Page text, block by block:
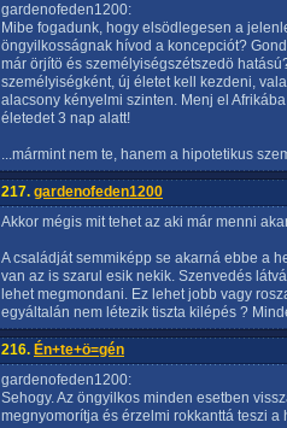
gardenofeden1200:
Mibe fogadunk, hogy elsödlegesen a
öngyilkosságnak hívod a koncepciót?
már örjítö és személyiségszétszedö
személyiségként, új életet kell kezdeni,
alacsony kényelmi szinten. Menj el
életedet 3 nap alatt!
...mármint nem te, hanem a hipotetikus
217. gardenofeden1200
Akkor mégis mit tehet az aki már menni
A családját semmiképp se akarná ebbe a
van az is szarul esik nekik. Szenvedés
lehet megmondani. Ez lehet jobb vagy
egyáltalán nem létezik tiszta kilépés ?
216. Én+te+ö=gén
gardenofeden1200:
Sehogy. Az öngyilkos minden esetben
megnyomorítja és érzelmi rokkanttá teszi